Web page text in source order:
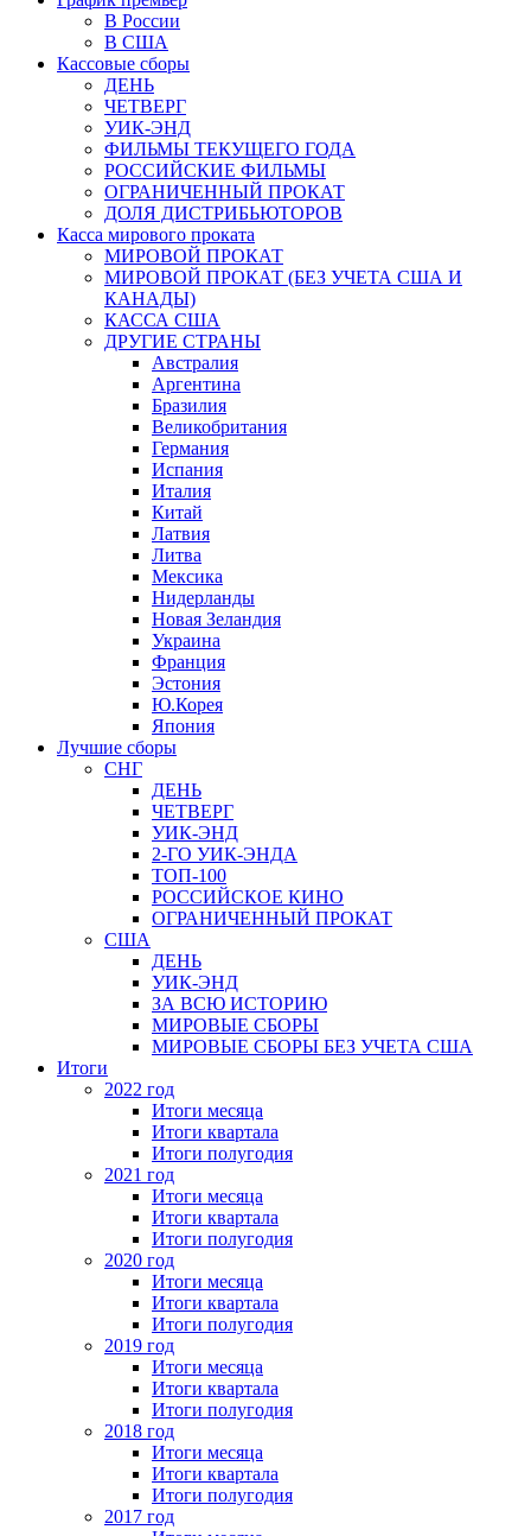
В России
В США
Кассовые сборы
ДЕНЬ
ЧЕТВЕРГ
УИК-ЭНД
ФИЛЬМЫ ТЕКУЩЕГО ГОДА
РОССИЙСКИЕ ФИЛЬМЫ
ОГРАНИЧЕННЫЙ ПРОКАТ
ДОЛЯ ДИСТРИБЬЮТОРОВ
Касса мирового проката
МИРОВОЙ ПРОКАТ
МИРОВОЙ ПРОКАТ (БЕЗ УЧЕТА США И
КАНАДЫ)
КАССА США
ДРУГИЕ СТРАНЫ
Австралия
Аргентина
Бразилия
Великобритания
Германия
Испания
Италия
Китай
Латвия
Литва
Мексика
Нидерланды
Новая Зеландия
Украина
Франция
Эстония
Ю.Корея
Япония
Лучшие сборы
СНГ
ДЕНЬ
ЧЕТВЕРГ
УИК-ЭНД
2-ГО УИК-ЭНДА
ТОП-100
РОССИЙСКОЕ КИНО
ОГРАНИЧЕННЫЙ ПРОКАТ
США
ДЕНЬ
УИК-ЭНД
ЗА ВСЮ ИСТОРИЮ
МИРОВЫЕ СБОРЫ
МИРОВЫЕ СБОРЫ БЕЗ УЧЕТА США
Итоги
2022 год
Итоги месяца
Итоги квартала
Итоги полугодия
2021 год
Итоги месяца
Итоги квартала
Итоги полугодия
2020 год
Итоги месяца
Итоги квартала
Итоги полугодия
2019 год
Итоги месяца
Итоги квартала
Итоги полугодия
2018 год
Итоги месяца
Итоги квартала
Итоги полугодия
2017 год